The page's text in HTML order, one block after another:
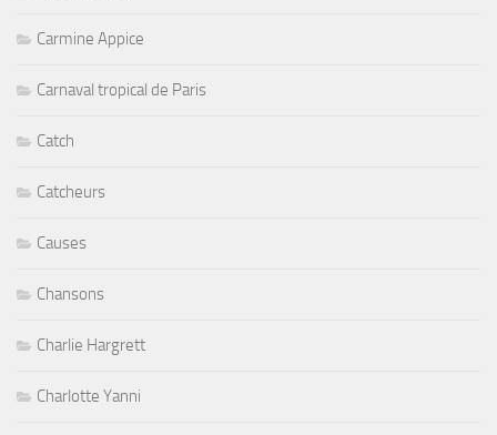
Carmine Appice
Carnaval tropical de Paris
Catch
Catcheurs
Causes
Chansons
Charlie Hargrett
Charlotte Yanni